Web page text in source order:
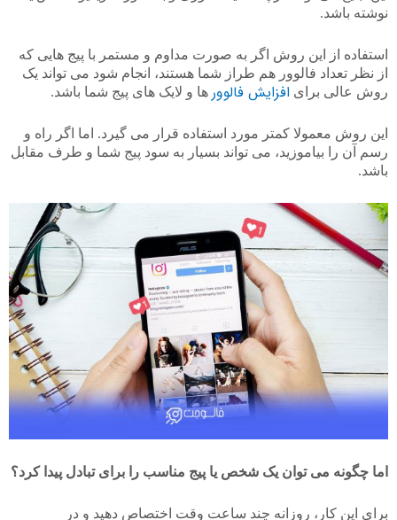
نوشته باشد.
استفاده از این روش اگر به صورت مداوم و مستمر با پیج هایی که
از نظر تعداد فالوور هم طراز شما هستند، انجام شود می تواند یک
روش عالی برای افزایش فالوور ها و لایک های پیج شما باشد.
این روش معمولا کمتر مورد استفاده قرار می گیرد. اما اگر راه و
رسم آن را بیاموزید، می تواند بسیار به سود پیج شما و طرف مقابل
باشد.
اما چگونه می توان یک شخص یا پیج مناسب را برای تبادل پیدا کرد؟
برای این کار، روزانه چند ساعت وقت اختصاص دهید و در